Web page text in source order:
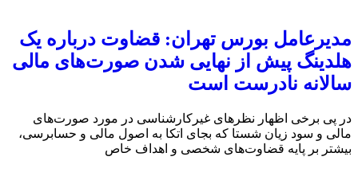
مدیرعامل بورس تهران: قضاوت درباره یک
هلدینگ پیش از نهایی شدن صورت‌های مالی
سالانه نادرست است
در پی برخی اظهار نظرهای غیرکارشناسی در مورد صورت‌های
مالی و سود زیان شستا که بجای اتکا به اصول مالی و حسابرسی،
بیشتر بر پایه قضاوت‌‌های شخصی و اهداف خاص